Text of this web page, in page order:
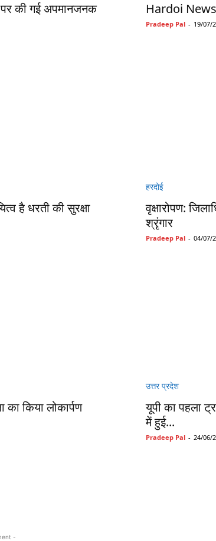
पर की गई अपमानजनक
Hardoi
Pradeep Pal - 19/07/
है धरती की सुरक्षा
हरदोई
वृक्षारोपण:
श्रृंगार
Pradeep Pal - 04/07/
का किया लोकार्पण
उत्तर प्रदेश
यूपी का पहला
में हुई...
Pradeep Pal - 24/06/
-